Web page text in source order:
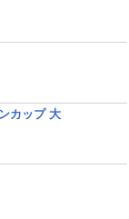
カップ 大